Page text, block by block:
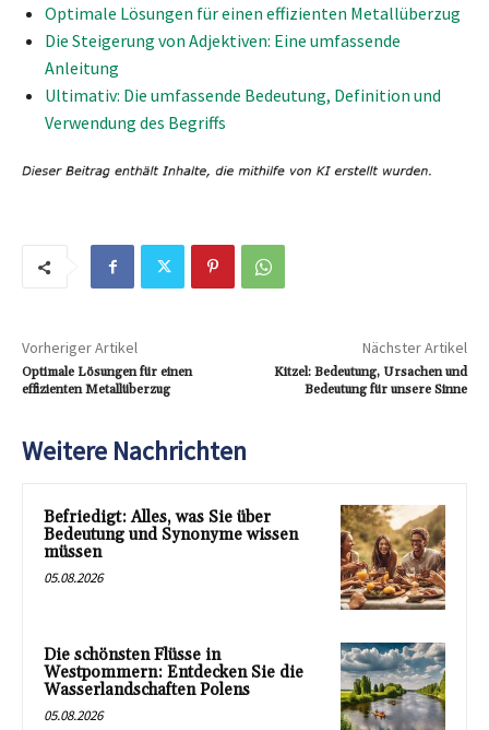
Optimale Lösungen für einen effizienten Metallüberzug
Die Steigerung von Adjektiven: Eine umfassende
Anleitung
Ultimativ: Die umfassende Bedeutung, Definition und
Verwendung des Begriffs
Vorheriger Artikel
Optimale Lösungen für einen
effizienten Metallüberzug
Nächster Artikel
Kitzel: Bedeutung, Ursachen und
Bedeutung für unsere Sinne
Weitere Nachrichten
Befriedigt: Alles, was Sie über
Bedeutung und Synonyme wissen
müssen
05.08.2026
Die schönsten Flüsse in
Westpommern: Entdecken Sie die
Wasserlandschaften Polens
05.08.2026